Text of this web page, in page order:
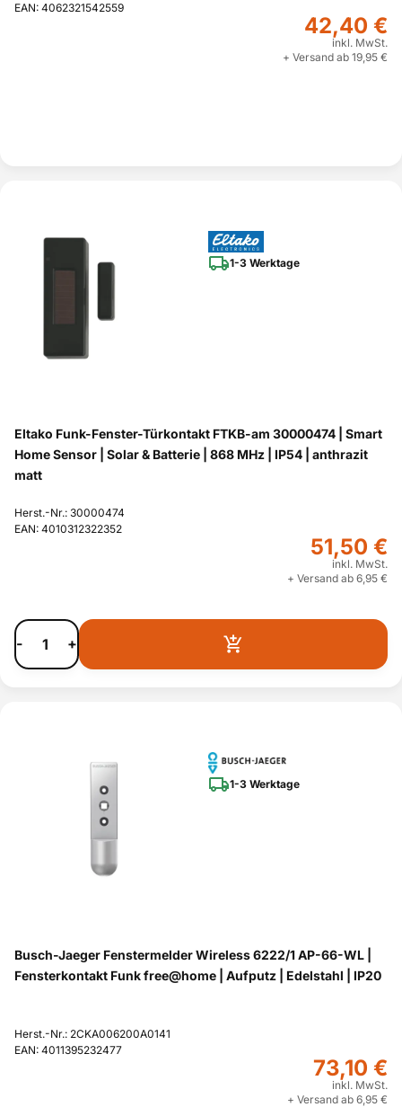
EAN: 4062321542559
42,40 €
inkl. MwSt.
+ Versand ab 19,95 €
1-3 Werktage
Eltako Funk-Fenster-Türkontakt FTKB-am 30000474 | Smart
Home Sensor | Solar & Batterie | 868 MHz | IP54 | anthrazit
matt
Herst.-Nr.: 30000474
EAN: 4010312322352
51,50 €
inkl. MwSt.
+ Versand ab 6,95 €
- +
1-3 Werktage
Busch-Jaeger Fenstermelder Wireless 6222/1 AP-66-WL |
Fensterkontakt Funk free@home | Aufputz | Edelstahl | IP20
Herst.-Nr.: 2CKA006200A0141
EAN: 4011395232477
73,10 €
inkl. MwSt.
+ Versand ab 6,95 €